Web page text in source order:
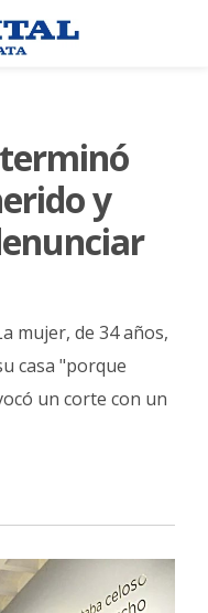
y
mujer, de 34 años,
casa "porque
un corte con un